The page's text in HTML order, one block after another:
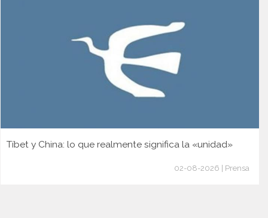
Tíbet y China: lo que realmente significa la «unidad»
02-08-2026 | Prensa